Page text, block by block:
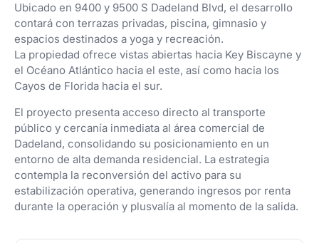
Ubicado en 9400 y 9500 S Dadeland Blvd, el desarrollo
contará con terrazas privadas, piscina, gimnasio y
espacios destinados a yoga y recreación.
La propiedad ofrece vistas abiertas hacia Key Biscayne y
el Océano Atlántico hacia el este, así como hacia los
Cayos de Florida hacia el sur.
El proyecto presenta acceso directo al transporte
público y cercanía inmediata al área comercial de
Dadeland, consolidando su posicionamiento en un
entorno de alta demanda residencial. La estrategia
contempla la reconversión del activo para su
estabilización operativa, generando ingresos por renta
durante la operación y plusvalía al momento de la salida.